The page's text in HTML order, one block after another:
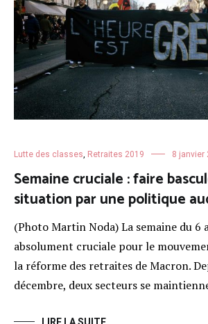
Lutte des classes, Retraites 2019 8 janvier
Semaine cruciale : faire
situation par une politique
(Photo Martin Noda) La semaine du 6
absolument cruciale pour le
la réforme des retraites de Macron.
décembre, deux secteurs se